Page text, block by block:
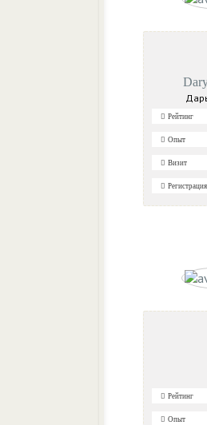
Рейтинг
Опыт
Визит
Регистрация
Рейтинг
Опыт